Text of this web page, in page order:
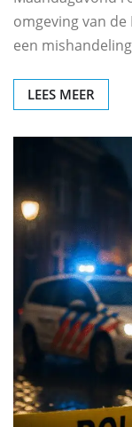
omgeving van
een
LEES MEER